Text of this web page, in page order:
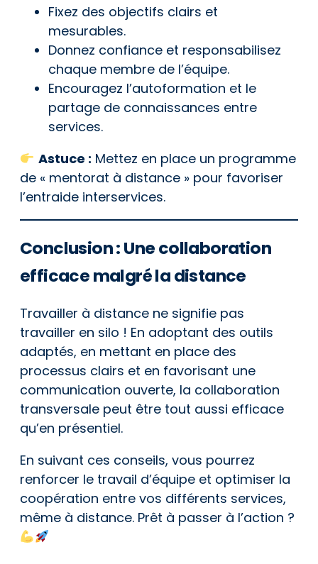
Fixez des objectifs clairs et
mesurables.
Donnez confiance et responsabilisez
chaque membre de l’équipe.
Encouragez l’autoformation et le
partage de connaissances entre
services.
Astuce : Mettez en place un programme
de « mentorat à distance » pour favoriser
l’entraide interservices.
Conclusion : Une collaboration
efficace malgré la distance
Travailler à distance ne signifie pas
travailler en silo ! En adoptant des outils
adaptés, en mettant en place des
processus clairs et en favorisant une
communication ouverte, la collaboration
transversale peut être tout aussi efficace
qu’en présentiel.
En suivant ces conseils, vous pourrez
renforcer le travail d’équipe et optimiser la
coopération entre vos différents services,
même à distance. Prêt à passer à l’action ?